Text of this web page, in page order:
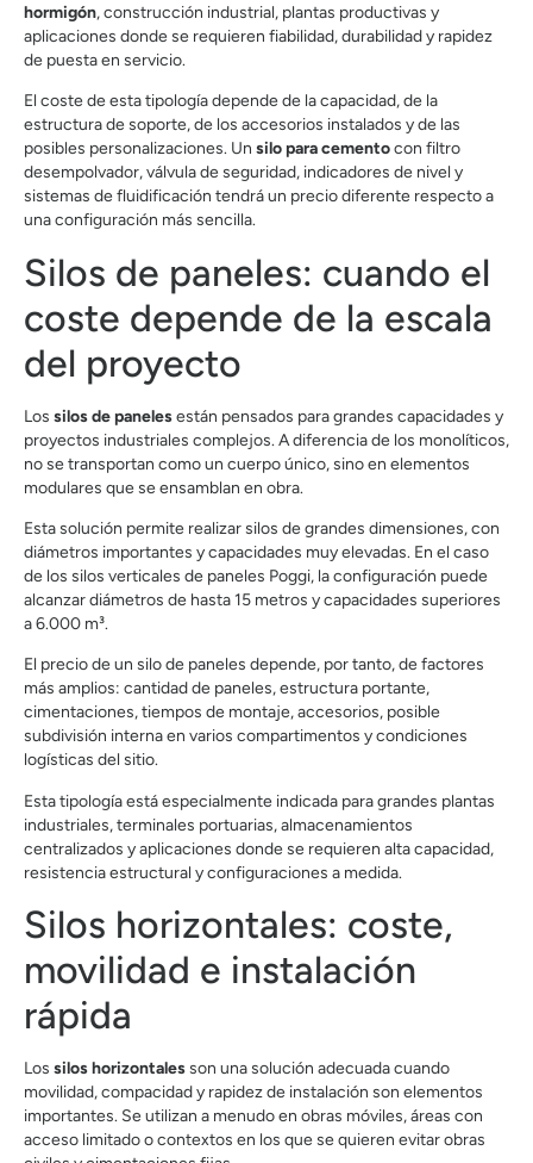
hormigón, construcción industrial, plantas productivas y
aplicaciones donde se requieren fiabilidad, durabilidad y rapidez
de puesta en servicio.
El coste de esta tipología depende de la capacidad, de la
estructura de soporte, de los accesorios instalados y de las
posibles personalizaciones. Un silo para cementocon filtro
desempolvador, válvula de seguridad, indicadores de nivel y
sistemas de fluidificación tendrá un precio diferente respecto a
una configuración más sencilla.
Silos de paneles: cuando el
coste depende de la escala
del proyecto
Los silos de panelesestán pensados para grandes capacidades y
proyectos industriales complejos. A diferencia de los monolíticos,
no se transportan como un cuerpo único, sino en elementos
modulares que se ensamblan en obra.
Esta solución permite realizar silos de grandes dimensiones, con
diámetros importantes y capacidades muy elevadas. En el caso
de los silos verticales de paneles Poggi, la configuración puede
alcanzar diámetros de hasta 15 metros y capacidades superiores
a 6.000 m³.
El precio de un silo de paneles depende, por tanto, de factores
más amplios: cantidad de paneles, estructura portante,
cimentaciones, tiempos de montaje, accesorios, posible
subdivisión interna en varios compartimentos y condiciones
logísticas del sitio.
Esta tipología está especialmente indicada para grandes plantas
industriales, terminales portuarias, almacenamientos
centralizados y aplicaciones donde se requieren alta capacidad,
resistencia estructural y configuraciones a medida.
Silos horizontales: coste,
movilidad e instalación
rápida
Los silos horizontalesson una solución adecuada cuando
movilidad, compacidad y rapidez de instalación son elementos
importantes. Se utilizan a menudo en obras móviles, áreas con
acceso limitado o contextos en los que se quieren evitar obras